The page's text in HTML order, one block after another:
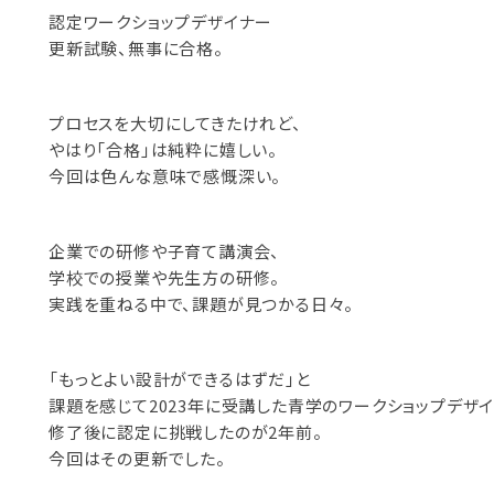
認定ワークショップデザイナー
更新試験、無事に合格。
プロセスを大切にしてきたけれど、
やはり「合格」は純粋に嬉しい。
今回は色んな意味で感慨深い。
企業での研修や子育て講演会、
学校での授業や先生方の研修。
実践を重ねる中で、課題が見つかる日々。
「もっとよい設計ができるはずだ」と
課題を感じて2023年に受講した青学のワークショップデザイ
修了後に認定に挑戦したのが2年前。
今回はその更新でした。